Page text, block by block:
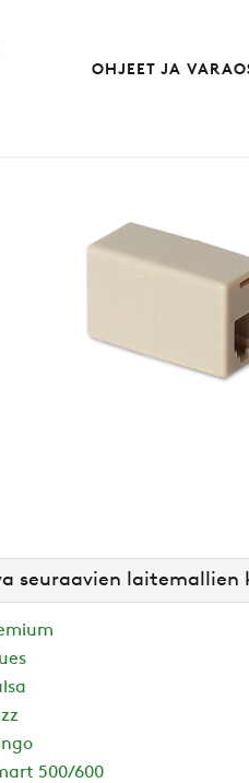
OHJEET JA
seuraavien laitemallien
500/600